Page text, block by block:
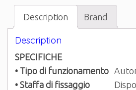
Description Brand
Description
SPECIFICHE
• Tipo di funzionamento
• Staffa di fissaggio